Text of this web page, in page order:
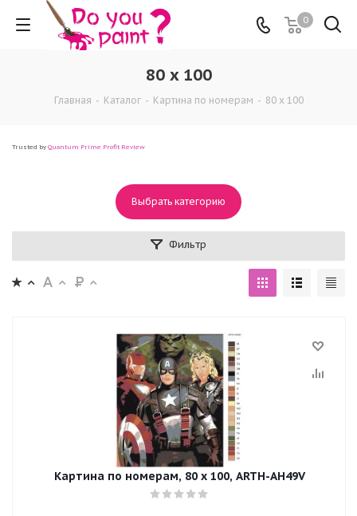
0
80 x 100
Главная - Каталог - Картина по номерам - 80 x 100
Trusted by Quantum Prime Profit Review
Выбрать категорию
Фильтр
Картина по номерам, 80 x 100, ARTH-AH49V